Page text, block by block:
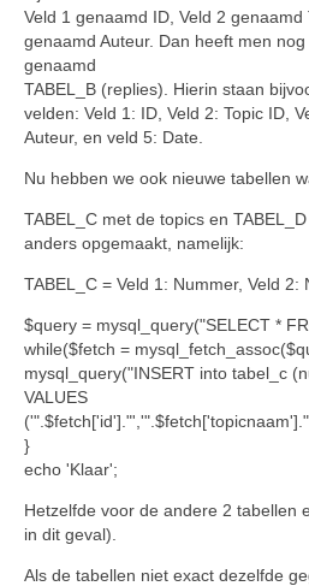
Veld 1 genaamd ID, Veld 2 genaamd
genaamd Auteur. Dan heeft men nog
genaamd
TABEL_B (replies). Hierin staan
velden: Veld 1: ID, Veld 2: Topic ID,
Auteur, en veld 5: Date.
Nu hebben we ook nieuwe tabellen
TABEL_C met de topics en
anders opgemaakt, namelijk:
TABEL_C = Veld 1: Nummer, Veld 2:
$query = mysql_query("SELECT *
while($fetch =
mysql_query("INSERT into tabel_c
VALUES
}
echo 'Klaar';
Hetzelfde voor de andere 2 tabellen
in dit geval).
Als de tabellen niet exact dezelfde